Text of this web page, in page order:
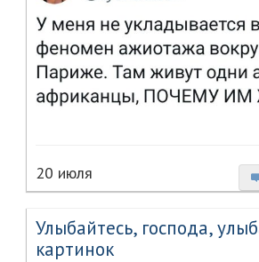
20 июля
Улыбайтесь, господа,
картинок